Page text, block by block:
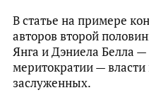
В статье на примере
авторов второй
Янга и Дэниела Белла
меритократии —
заслуженных.